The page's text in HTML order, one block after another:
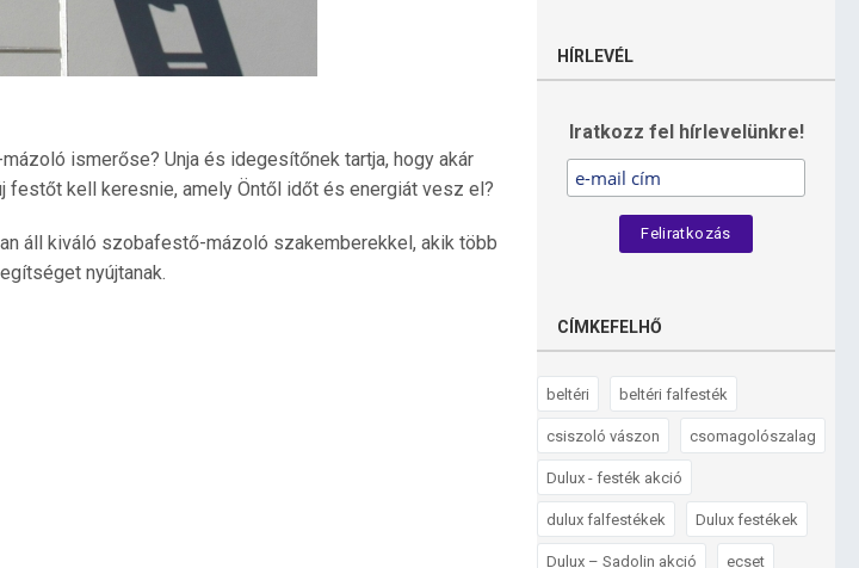
ismerőse? Unja és idegesítőnek tartja, hogy akár
festőt kell keresnie, amely Öntől időt és energiát vesz el?
áll kiváló szobafestő-mázoló szakemberekkel, akik több
nyújtanak.
HÍRLEVÉL
Iratkozz fel hírlevelünkre!
CÍMKEFELHŐ
beltéri beltéri falfesték
csiszoló vászon csomagolószalag
Dulux - festék akció
dulux falfestékek Dulux festékek
Dulux – Sadolin akció ecset